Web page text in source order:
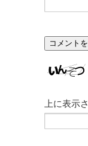
上に表示